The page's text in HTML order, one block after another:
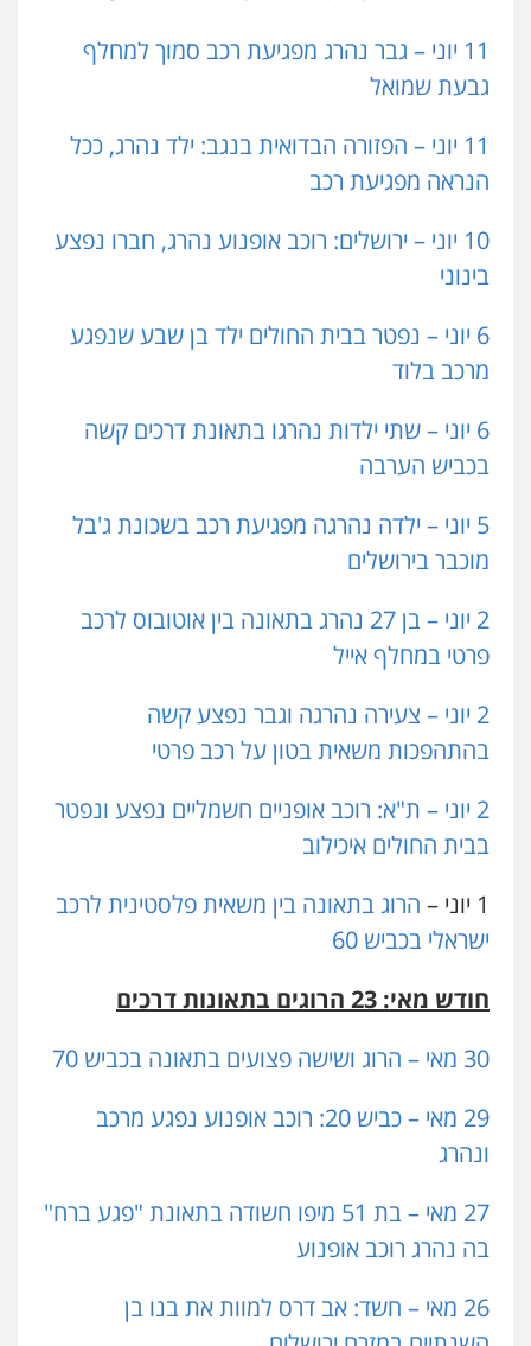
11 יוני – גבר נהרג מפגיעת רכב סמוך למחלף
גבעת שמואל
11 יוני – הפזורה הבדואית בנגב: ילד נהרג, ככל
הנראה מפגיעת רכב
10 יוני – ירושלים: רוכב אופנוע נהרג, חברו נפצע
בינוני
6 יוני – נפטר בבית החולים ילד בן שבע שנפגע
מרכב בלוד
6 יוני – שתי ילדות נהרגו בתאונת דרכים קשה
בכביש הערבה
5 יוני – ילדה נהרגה מפגיעת רכב בשכונת ג'בל
מוכבר בירושלים
2 יוני – בן 27 נהרג בתאונה בין אוטובוס לרכב
פרטי במחלף אייל
2 יוני – צעירה נהרגה וגבר נפצע קשה
בהתהפכות משאית בטון על רכב פרטי
2 יוני – ת"א: רוכב אופניים חשמליים נפצע ונפטר
בבית החולים איכילוב
1 יוני –
הרוג בתאונה בין משאית פלסטינית לרכב
ישראלי בכביש 60
חודש מאי: 23 הרוגים בתאונות דרכים
30 מאי – הרוג ושישה פצועים בתאונה בכביש 70
29 מאי – כביש 20: רוכב אופנוע נפגע מרכב
ונהרג
27 מאי – בת 51 מיפו חשודה בתאונת "פגע ברח"
בה נהרג רוכב אופנוע
26 מאי – חשד: אב דרס למוות את בנו בן